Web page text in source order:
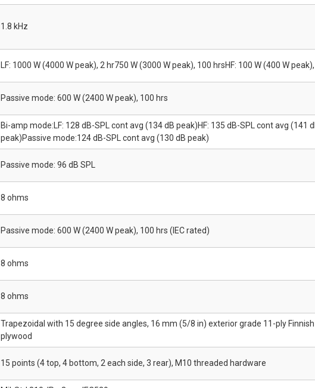
1.8 kHz
LF: 1000 W (4000 W peak), 2 hr750 W (3000 W peak), 100 hrsHF: 100 W (400 W
Passive mode: 600 W (2400 W peak), 100 hrs
Bi-amp mode:LF: 128 dB-SPL cont avg (134 dB peak)HF: 135 dB-SPL cont avg (141
peak)Passive mode:124 dB-SPL cont avg (130 dB peak)
Passive mode: 96 dB SPL
8 ohms
Passive mode: 600 W (2400 W peak), 100 hrs (IEC rated)
8 ohms
8 ohms
Trapezoidal with 15 degree side angles, 16 mm (5/8 in) exterior grade 11-ply
plywood
15 points (4 top, 4 bottom, 2 each side, 3 rear), M10 threaded hardware